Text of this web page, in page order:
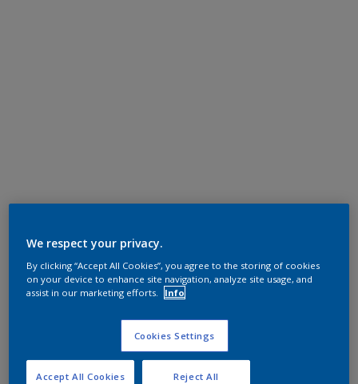
We respect your privacy.
By clicking “Accept All Cookies”, you agree to the storing of cookies
on your device to enhance site navigation, analyze site usage, and
assist in our marketing efforts.
Info
Cookies Settings
Reject All
Accept All Cookies